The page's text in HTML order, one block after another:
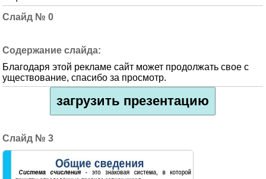
0
Благодаря этой рекламе сайт может продолжать свое с
уществование, спасибо за просмотр.
загрузить презентацию
3